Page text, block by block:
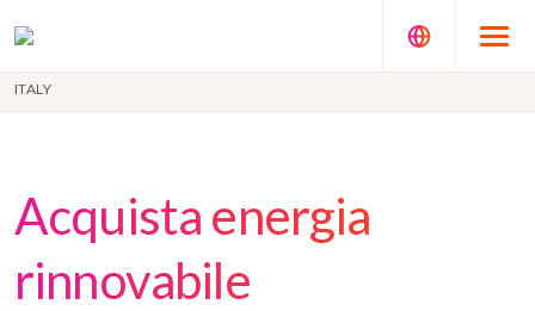
ITALY
Acquista energia
rinnovabile